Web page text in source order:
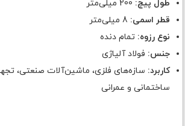
طول پیچ:
قطر اسمی:
نوع رزوه: تمام دنده
جنس: فولاد آلیاژی
کاربرد: سازه‌های فلزی، ماشین‌آلات صنعتی،
ساختمانی و عمرانی